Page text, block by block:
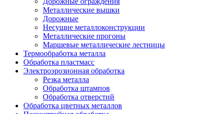
Металлические вышки
Дорожные
Несущие металлоконструкции
Металлические прогоны
Маршевые металлические лестницы
Термообработка металла
Обработка пластмасс
Электроэрозионная обработка
Резка металла
Обработка штампов
Обработка отверстий
Обработка цветных металлов